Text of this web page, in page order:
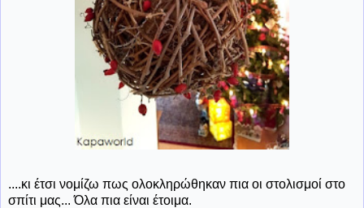
....κι έτσι νομίζω πως ολοκληρώθηκαν πια οι στολισμοί στο
σπίτι μας... Όλα πια είναι έτοιμα.